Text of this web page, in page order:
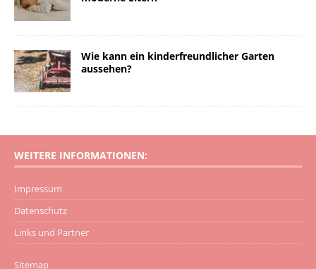
Wie kann ein kinderfreundlicher Garten
aussehen?
WEITERE INFORMATIONEN:
Impressum
Datenschutz
Links und Partner
Sitemap